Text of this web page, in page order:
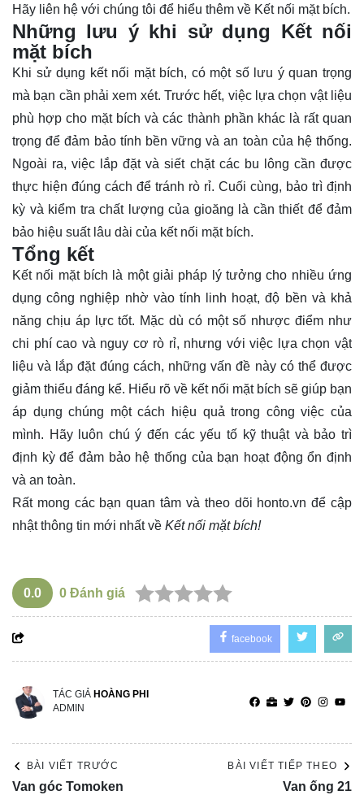
Hãy liên hệ với chúng tôi để hiểu thêm về Kết nối mặt bích.
Những lưu ý khi sử dụng Kết nối
mặt bích
Khi sử dụng kết nối mặt bích, có một số lưu ý quan trọng
mà bạn cần phải xem xét. Trước hết, việc lựa chọn vật liệu
phù hợp cho mặt bích và các thành phần khác là rất quan
trọng để đảm bảo tính bền vững và an toàn của hệ thống.
Ngoài ra, việc lắp đặt và siết chặt các bu lông cần được
thực hiện đúng cách để tránh rò rỉ. Cuối cùng, bảo trì định
kỳ và kiểm tra chất lượng của gioăng là cần thiết để đảm
bảo hiệu suất lâu dài của kết nối mặt bích.
Tổng kết
Kết nối mặt bích là một giải pháp lý tưởng cho nhiều ứng
dụng công nghiệp nhờ vào tính linh hoạt, độ bền và khả
năng chịu áp lực tốt. Mặc dù có một số nhược điểm như
chi phí cao và nguy cơ rò rỉ, nhưng với việc lựa chọn vật
liệu và lắp đặt đúng cách, những vấn đề này có thể được
giảm thiểu đáng kể. Hiểu rõ về kết nối mặt bích sẽ giúp bạn
áp dụng chúng một cách hiệu quả trong công việc của
mình. Hãy luôn chú ý đến các yếu tố kỹ thuật và bảo trì
định kỳ để đảm bảo hệ thống của bạn hoạt động ổn định
và an toàn.
Rất mong các bạn quan tâm và theo dõi honto.vn để cập
nhật thông tin mới nhất về Kết nối mặt bích!
0.0 0 Đánh giá
facebook
TÁC GIẢ HOÀNG PHI
ADMIN
BÀI VIẾT TRƯỚC
Van góc Tomoken
BÀI VIẾT TIẾP THEO
Van ống 21